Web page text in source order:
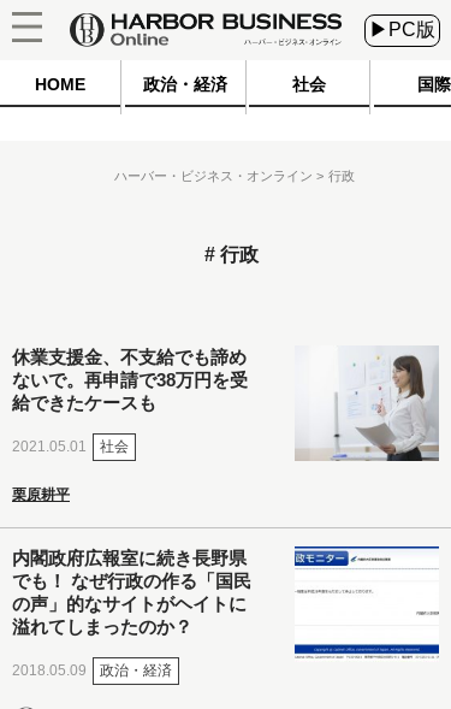
▶PC版
HOME 政治・経済 社会 国際
ハーバー・ビジネス・オンライン 行政
行政
休業支援金、不支給でも諦め
ないで。再申請で38万円を受
給できたケースも
2021.05.01 社会
栗原耕平
内閣政府広報室に続き長野県
でも！ なぜ行政の作る「国民
の声」的なサイトがヘイトに
溢れてしまったのか？
2018.05.09 政治・経済